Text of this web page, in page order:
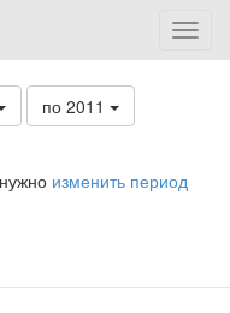
по 2011
изменить период